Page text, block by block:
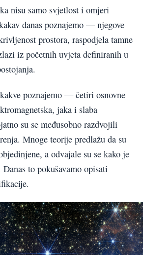
nisu samo svjetlost i omjeri
danas poznajemo — njegove
prostora, raspodjela tamne
iz početnih uvjeta definiranih u
poznajemo — četiri osnovne
jaka i slaba
su se međusobno razdvojili
Mnoge teorije predlažu da su
a odvajale su se kako je
Danas to pokušavamo opisati